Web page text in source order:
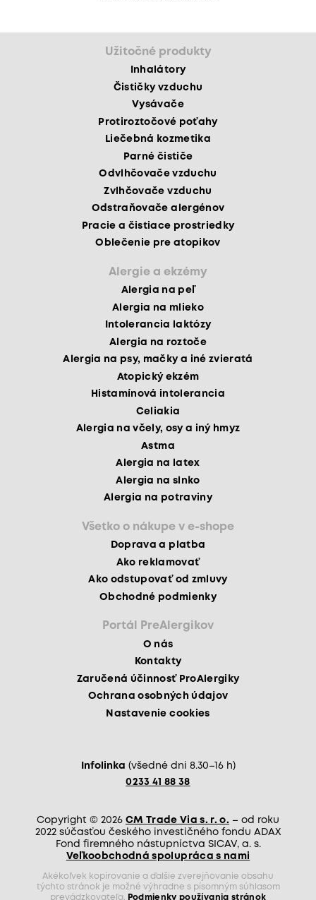
Užitočné produkty
Inhalátory
Čističky vzduchu
Vysávače
Protiroztočové poťahy
Liečebná kozmetika
Parné čističe
Odvlhčovače vzduchu
Zvlhčovače vzduchu
Odstraňovače alergénov
Pracie a čistiace prostriedky
Oblečenie pre atopikov
Alergie a ekzémy
Alergia na peľ
Alergia na mlieko
Intolerancia laktózy
Alergia na roztoče
Alergia na psy, mačky a iné zvieratá
Atopický ekzém
Histamínová intolerancia
Celiakia
Alergia na včely, osy a iný hmyz
Astma
Alergia na latex
Alergia na slnko
Alergia na potraviny
Všetko o nákupe v e-shope
Doprava a platba
Ako reklamovať
Ako odstupovať od zmluvy
Obchodné podmienky
Portál PreAlergikov
O nás
Kontakty
Zaručená účinnosť ProAlergiky
Ochrana osobných údajov
Nastavenie cookies
Infolinka (všedné dni 8.30–16 h)
0233 41 88 38
Copyright © 2026 CM Trade Via s. r. o. – od roku
2022 súčasťou českého investičného fondu ADAX
Fond firemného nástupníctva SICAV, a. s.
Veľkoobchodná spolupráca s nami
Akékoľvek kopírovanie a ďalšie zverejňovanie obsahu
týchto stránok je možné výhradne s písomným súhlasom
prevádzkovateľa.
Podmienky používania stránok